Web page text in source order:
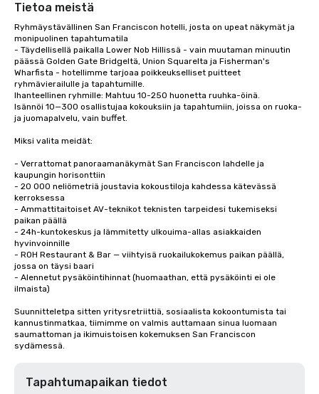
Tietoa meistä
Ryhmäystävällinen San Franciscon hotelli, josta on upeat näkymät ja
monipuolinen tapahtumatila
- Täydellisellä paikalla Lower Nob Hillissä - vain muutaman minuutin
päässä Golden Gate Bridgeltä, Union Squarelta ja Fisherman's
Wharfista - hotellimme tarjoaa poikkeukselliset puitteet
ryhmävierailulle ja tapahtumille.
Ihanteellinen ryhmille: Mahtuu 10-250 huonetta ruuhka-öinä.
Isännöi 10—300 osallistujaa kokouksiin ja tapahtumiin, joissa on ruoka-
ja juomapalvelu, vain buffet.
Miksi valita meidät:
- Verrattomat panoraamanäkymät San Franciscon lahdelle ja
kaupungin horisonttiin
- 20 000 neliömetriä joustavia kokoustiloja kahdessa kätevässä
kerroksessa
- Ammattitaitoiset AV-teknikot teknisten tarpeidesi tukemiseksi
paikan päällä
- 24h-kuntokeskus ja lämmitetty ulkouima-allas asiakkaiden
hyvinvoinnille
- ROH Restaurant & Bar — viihtyisä ruokailukokemus paikan päällä,
jossa on täysi baari
- Alennetut pysäköintihinnat (huomaathan, että pysäköinti ei ole
ilmaista)
Suunnitteletpa sitten yritysretriittiä, sosiaalista kokoontumista tai
kannustinmatkaa, tiimimme on valmis auttamaan sinua luomaan
saumattoman ja ikimuistoisen kokemuksen San Franciscon
sydämessä.
Tapahtumapaikan tiedot